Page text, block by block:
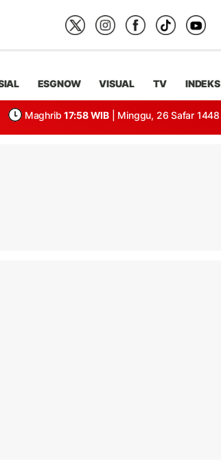
ESGNOW VISUAL TV INDEKS
Maghrib 17:58 WIB | Minggu, 26 Safar 1448